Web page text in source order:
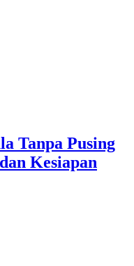
Tanpa Pusing
Kesiapan